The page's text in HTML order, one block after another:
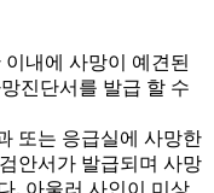
내에 사망이 예견된
진단서를 발급 할 수
또는 응급실에 사망한
안서가 발급되며 사망
. 아울러 사인이 미상